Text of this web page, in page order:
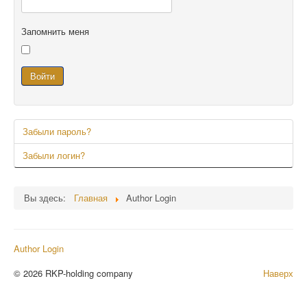
Запомнить меня
Войти
Забыли пароль?
Забыли логин?
Вы здесь: Главная Author Login
Author Login
Наверх
© 2026 RKP-holding company